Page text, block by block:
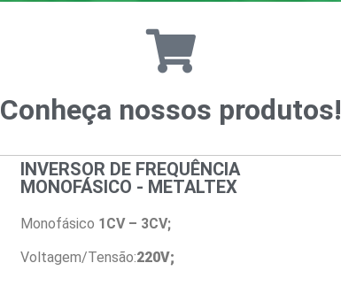
Conheça nossos produtos!
INVERSOR DE FREQUÊNCIA
MONOFÁSICO - METALTEX
Monofásico 1CV – 3CV;
Voltagem/Tensão:220V;